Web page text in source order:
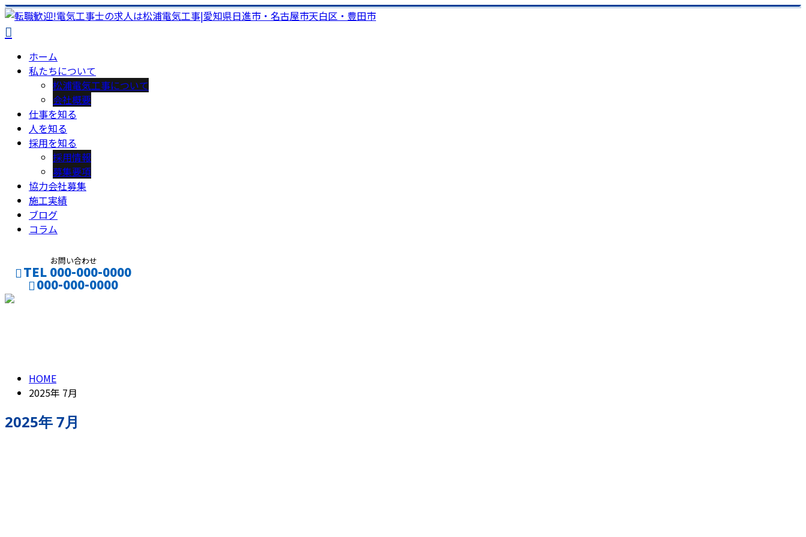
ホーム
私たちについて
松浦電気工事について
会社概要
仕事を知る
人を知る
採用を知る
採用情報
募集要項
協力会社募集
施工実績
ブログ
コラム
お問い合わせ
TEL 000-000-0000
000-000-0000
HOME
2025年 7月
2025年 7月